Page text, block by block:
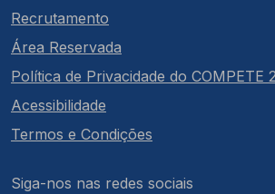
Recrutamento
Área Reservada
Política de Privacidade do COMPETE
Acessibilidade
Termos e Condições
Siga-nos nas redes sociais